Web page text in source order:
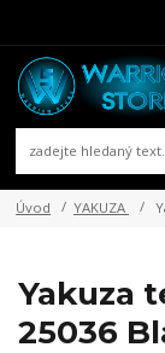
Úvod YAKUZA
Yakuza
25036